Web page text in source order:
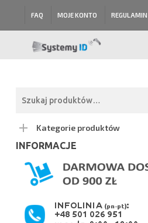
FAQ MOJE KONTO REGULAMIN
Kategorie produktów
INFORMACJE